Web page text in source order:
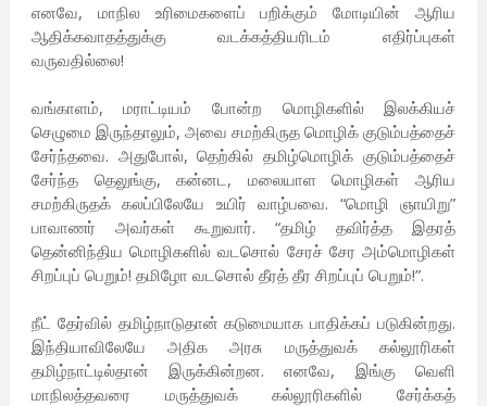
எனவே, மாநில உரிமைகளைப் பறிக்கும் மோடியின் ஆரிய
ஆதிக்கவாதத்துக்கு வடக்கத்தியரிடம் எதிர்ப்புகள்
வருவதில்லை!
வங்காளம், மராட்டியம் போன்ற மொழிகளில் இலக்கியச்
செழுமை இருந்தாலும், அவை சமற்கிருத மொழிக் குடும்பத்தைச்
சேர்ந்தவை. அதுபோல், தெற்கில் தமிழ்மொழிக் குடும்பத்தைச்
சேர்ந்த தெலுங்கு, கன்னட, மலையாள மொழிகள் ஆரிய
சமற்கிருதக் கலப்பிலேயே உயிர் வாழ்பவை. “மொழி ஞாயிறு”
பாவாணர் அவர்கள் கூறுவார். “தமிழ் தவிர்த்த இதரத்
தென்னிந்திய மொழிகளில் வடசொல் சேரச் சேர அம்மொழிகள்
சிறப்புப் பெறும்! தமிழோ வடசொல் தீரத் தீர சிறப்புப் பெறும்!”.
நீட் தேர்வில் தமிழ்நாடுதான் கடுமையாக பாதிக்கப் படுகின்றது.
இந்தியாவிலேயே அதிக அரசு மருத்துவக் கல்லூரிகள்
தமிழ்நாட்டில்தான் இருக்கின்றன. எனவே, இங்கு வெளி
மாநிலத்தவரை மருத்துவக் கல்லூரிகளில் சேர்க்கத்